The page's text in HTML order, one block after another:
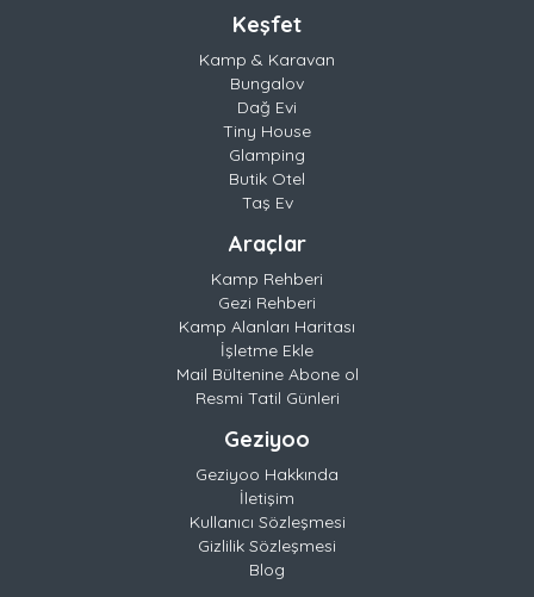
Keşfet
Kamp & Karavan
Bungalov
Dağ Evi
Tiny House
Glamping
Butik Otel
Taş Ev
Araçlar
Kamp Rehberi
Gezi Rehberi
Kamp Alanları Haritası
İşletme Ekle
Mail Bültenine Abone ol
Resmi Tatil Günleri
Geziyoo
Geziyoo Hakkında
İletişim
Kullanıcı Sözleşmesi
Gizlilik Sözleşmesi
Blog